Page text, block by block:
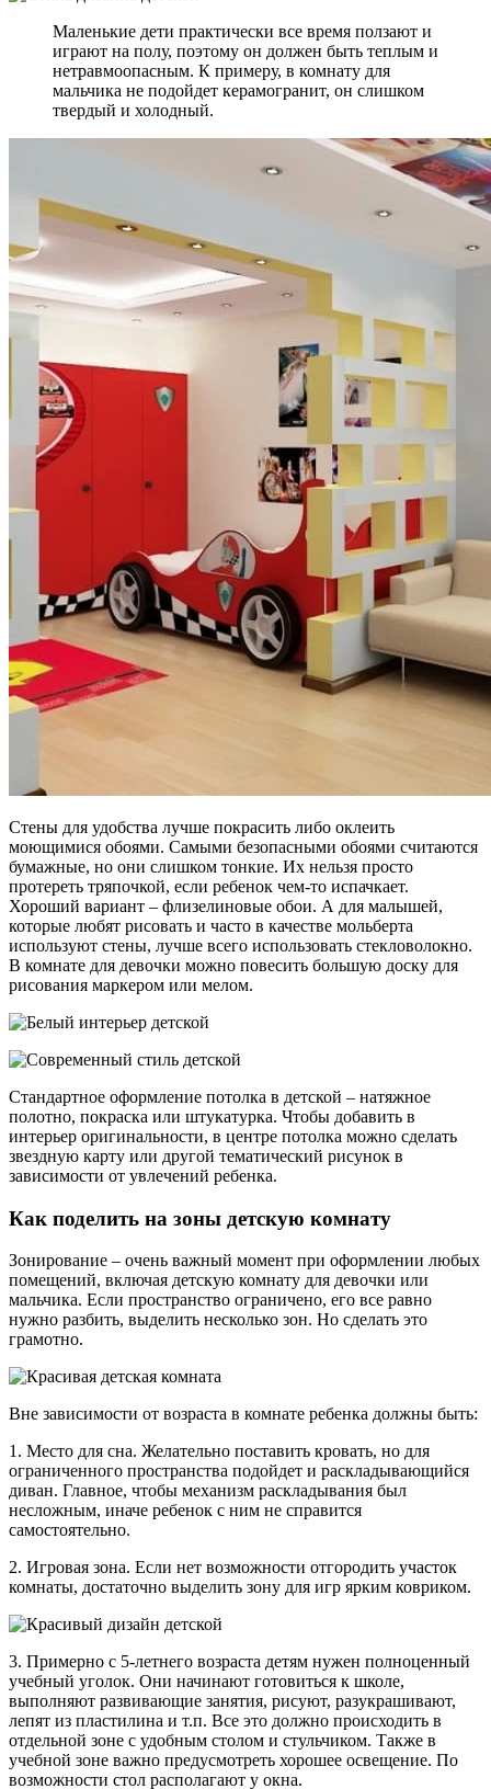
Маленькие дети практически все время ползают и
играют на полу, поэтому он должен быть теплым и
нетравмоопасным. К примеру, в комнату для
мальчика не подойдет керамогранит, он слишком
твердый и холодный.
Стены для удобства лучше покрасить либо оклеить
моющимися обоями. Самыми безопасными обоями считаются
бумажные, но они слишком тонкие. Их нельзя просто
протереть тряпочкой, если ребенок чем-то испачкает.
Хороший вариант – флизелиновые обои. А для малышей,
которые любят рисовать и часто в качестве мольберта
используют стены, лучше всего использовать стекловолокно.
В комнате для девочки можно повесить большую доску для
рисования маркером или мелом.
Стандартное оформление потолка в детской – натяжное
полотно, покраска или штукатурка. Чтобы добавить в
интерьер оригинальности, в центре потолка можно сделать
звездную карту или другой тематический рисунок в
зависимости от увлечений ребенка.
Как поделить на зоны детскую комнату
Зонирование – очень важный момент при оформлении любых
помещений, включая детскую комнату для девочки или
мальчика. Если пространство ограничено, его все равно
нужно разбить, выделить несколько зон. Но сделать это
грамотно.
Вне зависимости от возраста в комнате ребенка должны быть:
1. Место для сна. Желательно поставить кровать, но для
ограниченного пространства подойдет и раскладывающийся
диван. Главное, чтобы механизм раскладывания был
несложным, иначе ребенок с ним не справится
самостоятельно.
2. Игровая зона. Если нет возможности отгородить участок
комнаты, достаточно выделить зону для игр ярким ковриком.
3. Примерно с 5-летнего возраста детям нужен полноценный
учебный уголок. Они начинают готовиться к школе,
выполняют развивающие занятия, рисуют, разукрашивают,
лепят из пластилина и т.п. Все это должно происходить в
отдельной зоне с удобным столом и стульчиком. Также в
учебной зоне важно предусмотреть хорошее освещение. По
возможности стол располагают у окна.